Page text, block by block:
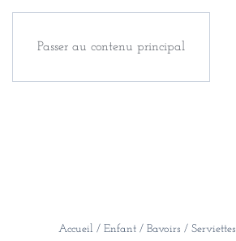
Passer au contenu principal
Accueil / Enfant / Bavoirs / Serviettes